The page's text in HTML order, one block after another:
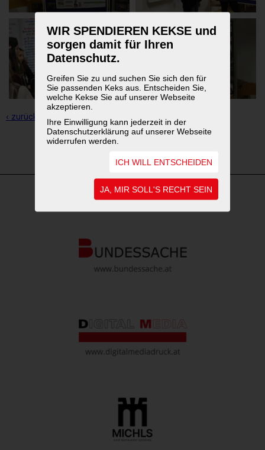
WIR SPENDIEREN KEKSE und
sorgen damit für Ihren
Datenschutz.
Greifen Sie zu und suchen Sie sich den für
Sie passenden Keks aus. Entscheiden Sie,
welche Kekse Sie auf unserer Webseite
akzeptieren.
Ihre Einwilligung kann jederzeit in der
Datenschutzerklärung auf unserer Webseite
widerrufen werden.
ICH WILL ENTSCHEIDEN
JA, MIR SOLL'S RECHT SEIN
‹ zurück zur Übersicht
1